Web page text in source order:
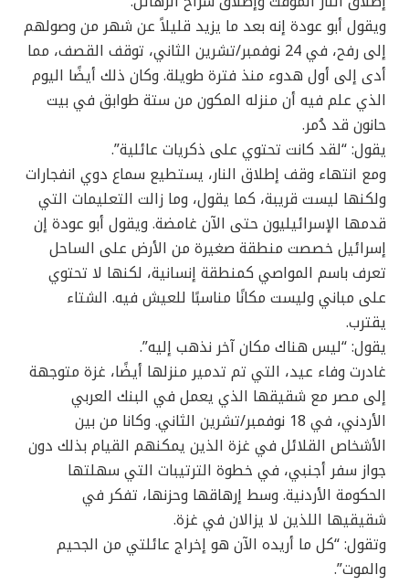
ويقول أبو عودة إنه بعد ما يزيد قليلاً عن شهر من وصولهم
إلى رفح، في 24 نوفمبر/تشرين الثاني، توقف القصف، مما
أدى إلى أول هدوء منذ فترة طويلة. وكان ذلك أيضًا اليوم
الذي علم فيه أن منزله المكون من ستة طوابق في بيت
حانون قد دُمر.
يقول: “لقد كانت تحتوي على ذكريات عائلية”.
ومع انتهاء وقف إطلاق النار، يستطيع سماع دوي انفجارات
ولكنها ليست قريبة، كما يقول، وما زالت التعليمات التي
قدمها الإسرائيليون حتى الآن غامضة. ويقول أبو عودة إن
إسرائيل خصصت منطقة صغيرة من الأرض على الساحل
تعرف باسم المواصي كمنطقة إنسانية، لكنها لا تحتوي
على مباني وليست مكانًا مناسبًا للعيش فيه. الشتاء
يقترب.
يقول: “ليس هناك مكان آخر نذهب إليه”.
غادرت وفاء عيد، التي تم تدمير منزلها أيضًا، غزة متوجهة
إلى مصر مع شقيقها الذي يعمل في البنك العربي
الأردني، في 18 نوفمبر/تشرين الثاني. وكانا من بين
الأشخاص القلائل في غزة الذين يمكنهم القيام بذلك دون
جواز سفر أجنبي، في خطوة الترتيبات التي سهلتها
الحكومة الأردنية. وسط إرهاقها وحزنها، تفكر في
شقيقيها اللذين لا يزالان في غزة.
وتقول: “كل ما أريده الآن هو إخراج عائلتي من الجحيم
والموت”.